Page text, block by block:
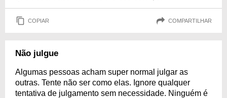
COPIAR COMPARTILHAR
Não julgue
Algumas pessoas acham super normal julgar as
outras. Tente não ser como elas. Ignore qualquer
tentativa de julgamento sem necessidade. Ninguém é